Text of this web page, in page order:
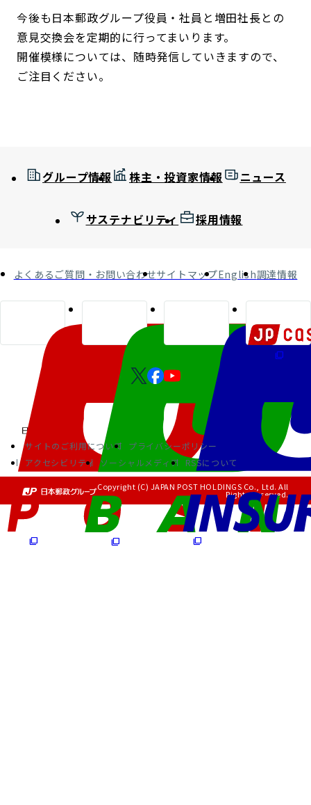
今後も日本郵政グループ役員・社員と増田社長との
意見交換会を定期的に行ってまいります。
開催模様については、随時発信していきますので、
ご注目ください。
グループ情報 株主・投資家情報 ニュース
サステナビリティ 採用情報
よくあるご質問・お問い合わせサイトマップEnglish調達情報
サイトのご利用について
プライバシーポリシー
アクセシビリティ
ソーシャルメディア RSSについて
Copyright (C) JAPAN POST HOLDINGS Co., Ltd. All
Rights Reserved.